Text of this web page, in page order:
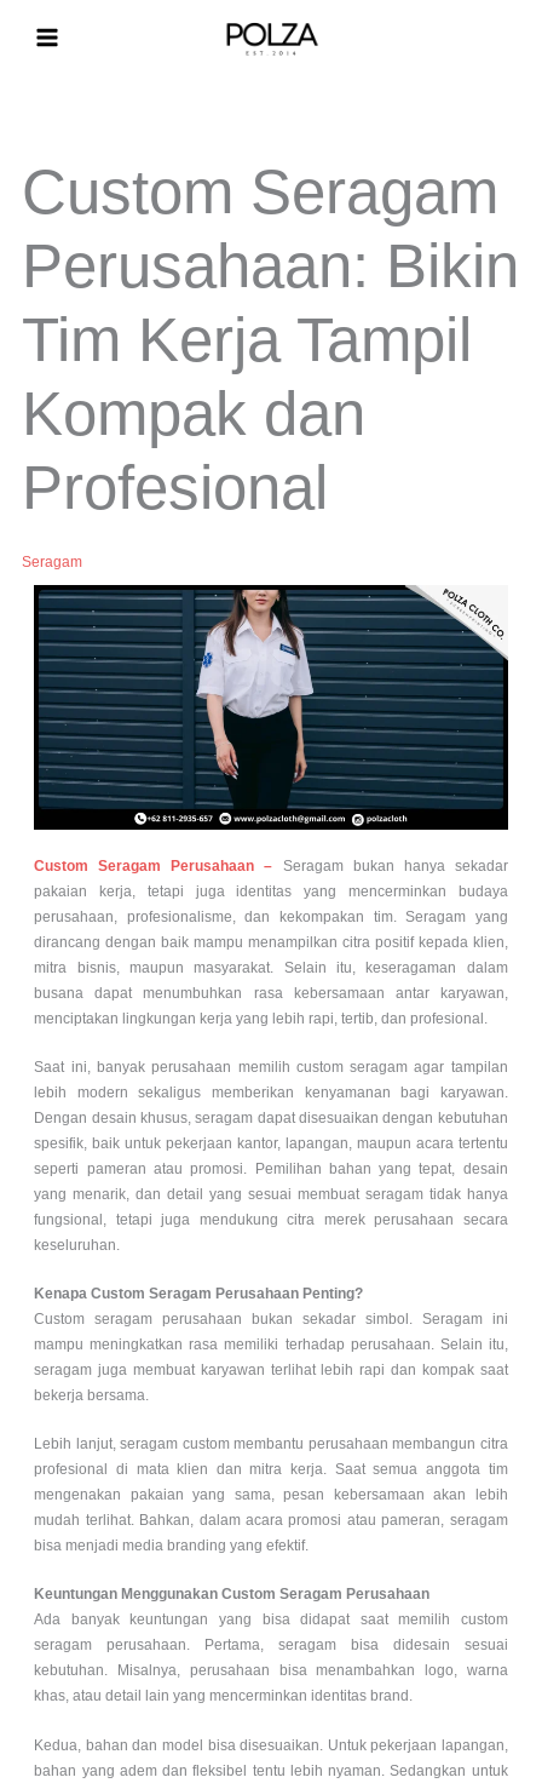
Custom Seragam
Perusahaan: Bikin
Tim Kerja Tampil
Kompak dan
Profesional
Seragam
Custom Seragam Perusahaan –
Seragam bukan hanya sekadar
pakaian kerja, tetapi juga identitas yang mencerminkan budaya
perusahaan, profesionalisme, dan kekompakan tim. Seragam yang
dirancang dengan baik mampu menampilkan citra positif kepada klien,
mitra bisnis, maupun masyarakat. Selain itu, keseragaman dalam
busana dapat menumbuhkan rasa kebersamaan antar karyawan,
menciptakan lingkungan kerja yang lebih rapi, tertib, dan profesional.
Saat ini, banyak perusahaan memilih custom seragam agar tampilan
lebih modern sekaligus memberikan kenyamanan bagi karyawan.
Dengan desain khusus, seragam dapat disesuaikan dengan kebutuhan
spesifik, baik untuk pekerjaan kantor, lapangan, maupun acara tertentu
seperti pameran atau promosi. Pemilihan bahan yang tepat, desain
yang menarik, dan detail yang sesuai membuat seragam tidak hanya
fungsional, tetapi juga mendukung citra merek perusahaan secara
keseluruhan.
Kenapa Custom Seragam Perusahaan Penting?
Custom seragam perusahaan bukan sekadar simbol. Seragam ini
mampu meningkatkan rasa memiliki terhadap perusahaan. Selain itu,
seragam juga membuat karyawan terlihat lebih rapi dan kompak saat
bekerja bersama.
Lebih lanjut, seragam custom membantu perusahaan membangun citra
profesional di mata klien dan mitra kerja. Saat semua anggota tim
mengenakan pakaian yang sama, pesan kebersamaan akan lebih
mudah terlihat. Bahkan, dalam acara promosi atau pameran, seragam
bisa menjadi media branding yang efektif.
Keuntungan Menggunakan Custom Seragam Perusahaan
Ada banyak keuntungan yang bisa didapat saat memilih custom
seragam perusahaan. Pertama, seragam bisa didesain sesuai
kebutuhan. Misalnya, perusahaan bisa menambahkan logo, warna
khas, atau detail lain yang mencerminkan identitas brand.
Kedua, bahan dan model bisa disesuaikan. Untuk pekerjaan lapangan,
bahan yang adem dan fleksibel tentu lebih nyaman. Sedangkan untuk